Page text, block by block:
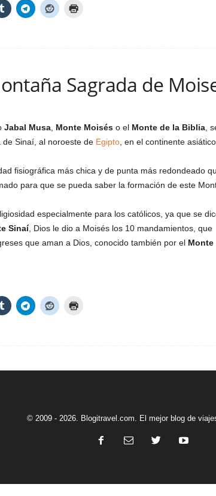
Sagrada de
Jabal Musa, Monte Moiséso el Monte de la Biblia,
Sinaí, al noroeste de Egipto, en el continente asiático.
fisiográfica más chica y de punta más redondeado
para que se pueda saber la formación de este
especialmente para los católicos, ya que se
Sinaí, Dios le dio a Moisés los 10 mandamientos, que
que aman a Dios, conocido también por el Monte
© 2009 - 2026. Blogitravel.com. El mejor blog de